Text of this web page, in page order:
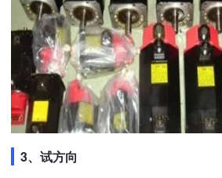
3、试方向